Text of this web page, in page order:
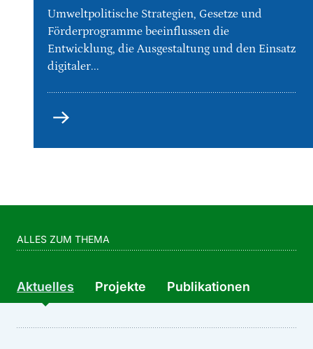
Umweltpolitische Strategien, Gesetze und
Förderprogramme beeinflussen die
Entwicklung, die Ausgestaltung und den Einsatz
digitaler...
Rahmenbedingungen
ALLES ZUM THEMA
Aktuelles Projekte Publikationen